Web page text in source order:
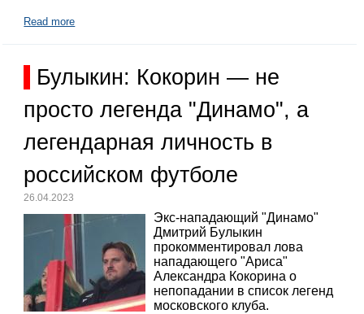
Read more
Булыкин: Кокорин — не
просто легенда "Динамо", а
легендарная личность в
российском футболе
26.04.2023
Экс-нападающий "Динамо"
Дмитрий Булыкин
прокомментировал лова
нападающего "Ариса"
Александра Кокорина о
непопадании в список легенд
московского клуба.